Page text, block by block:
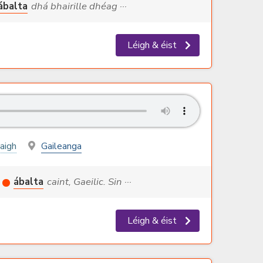
dhá bhairille dhéag ···
Léigh & éist
Gaileanga
ábalta caint, Gaeilic. Sin ···
Léigh & éist